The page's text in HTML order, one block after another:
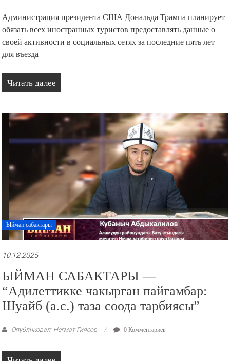
Администрация президента США Дональда Трампа планирует
обязать всех иностранных туристов предоставлять данные о
своей активности в социальных сетях за последние пять лет
для въезда
Читать далее
Ыйман сабактары
10.12.2025
ЫЙМАН САБАКТАРЫ —
“Адилеттикке чакырган пайгамбар:
Шуайб (а.с.) таза соода тарбиясы”
Опубликовал: Негмат Гиясов 0 Комментариев